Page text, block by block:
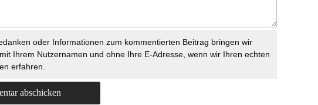
oder Informationen zum kommentierten Beitrag bringen wir
Ihrem Nutzernamen und ohne Ihre E-Adresse, wenn wir Ihren echten
erfahren.